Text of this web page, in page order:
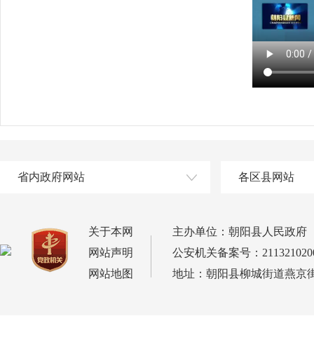
省内政府网站 各区县网站
关于本网
网站声明
网站地图
主办单位：朝阳县人民政府
公安机关备案号：
地址：朝阳县柳城街道燕京